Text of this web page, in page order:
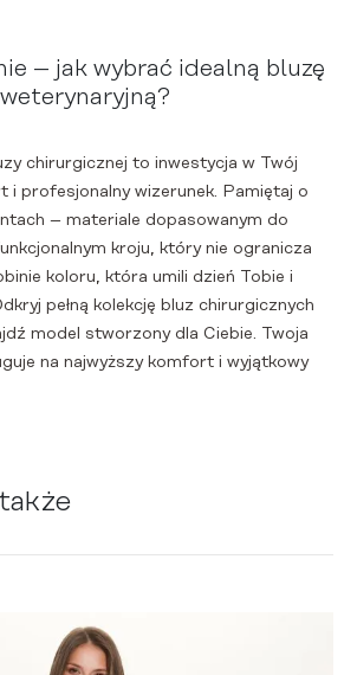
– jak wybrać idealną bluzę
chirurgicznej to inwestycja w Twój
i profesjonalny wizerunek. Pamiętaj o
– materiale dopasowanym do
kroju, który nie ogranicza
koloru, która umili dzień Tobie i
pełną kolekcję bluz chirurgicznych
model stworzony dla Ciebie. Twoja
na najwyższy komfort i wyjątkowy